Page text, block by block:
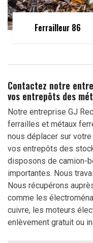
Ferrailleur 86
Contactez notre
vos entrepôts des
Notre entreprise GJ
ferrailles et métaux
nous déplacer sur
vos entrepôts des
disposons de camion-
importantes. Nous
Nous récupérons
comme les
cuivre, les moteurs
enlèvement gratuit ou